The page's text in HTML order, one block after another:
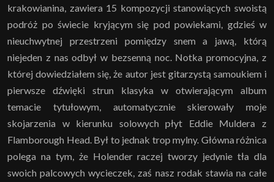
krakowianina, zawiera 15 kompozycji stanowiących swoistą
podróż po świecie kryjącym się pod powiekami, gdzieś w
nieuchwytnej przestrzeni pomiędzy snem a jawą, którą
niejeden z nas odbył w bezsenną noc. Notka promocyjna, z
której dowiedziałem się, że autor jest gitarzystą samoukiem i
pierwsze dźwięki strun klasyka w otwierającym album
temacie tytułowym, automatycznie skierowały moje
skojarzenia w kierunku solowych płyt Eddie Muldera z
Flamborough Head. Był to jednak trop mylny. Główna różnica
polega na tym, że Holender raczej tworzy jedynie tła dla
swoich palcowych wycieczek, zaś nasz rodak stawia na całe